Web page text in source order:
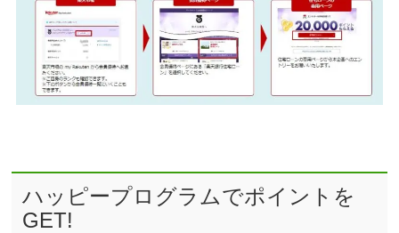
ハッピープログラムでポイントを
GET!